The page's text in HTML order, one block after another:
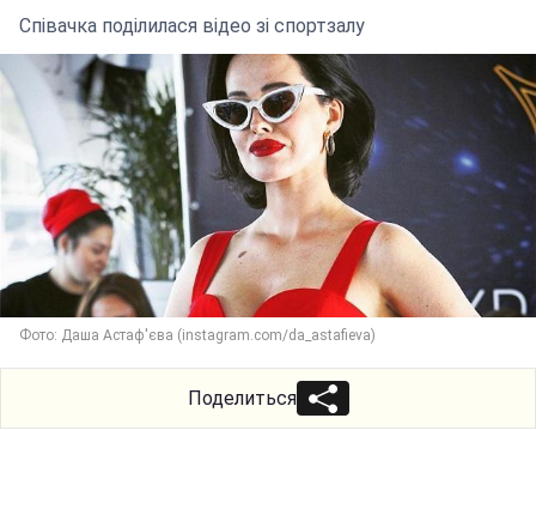
Співачка поділилася відео зі спортзалу
Фото: Даша Астаф'єва (instagram.com/da_astafieva)
Поделиться